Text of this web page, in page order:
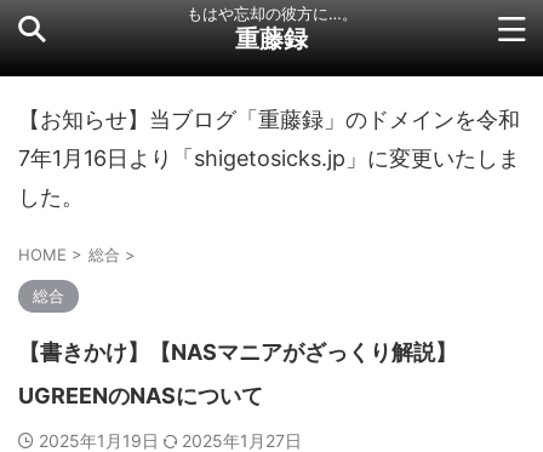
もはや忘却の彼方に…。
重藤録
【お知らせ】当ブログ「重藤録」のドメインを令和
7年1月16日より「shigetosicks.jp」に変更いたしま
した。
HOME > 総合 >
総合
【書きかけ】【NASマニアがざっくり解説】
UGREENのNASについて
2025年1月19日 2025年1月27日